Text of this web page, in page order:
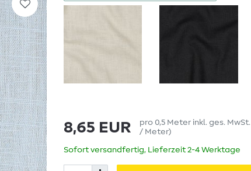
8,65 EUR pro 0,5 Meter inkl. ges. MwSt.
/ Meter)
Sofort versandfertig, Lieferzeit 2-4 Werktage